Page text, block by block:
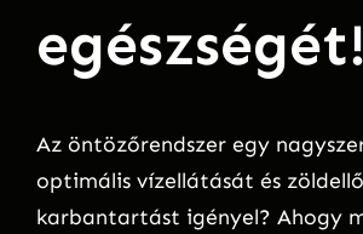
egészségét!
Az öntözőrendszer egy
optimális vízellátását és
karbantartást igényel? Ahogy